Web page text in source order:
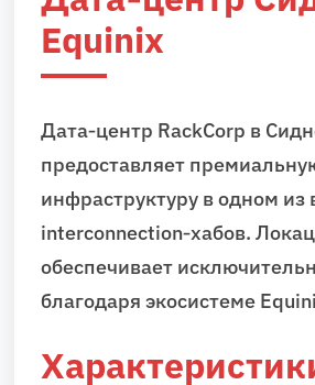
Equinix
Дата‑центр RackCorp в
предоставляет
инфраструктуру в одном из
interconnection‑хабов.
обеспечивает
благодаря экосистеме